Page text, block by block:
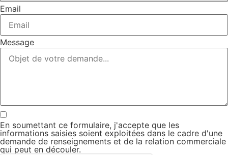
Email
Message
En soumettant ce formulaire, j'accepte que les
informations saisies soient exploitées dans le cadre d'une
demande de renseignements et de la relation commerciale
qui peut en découler.